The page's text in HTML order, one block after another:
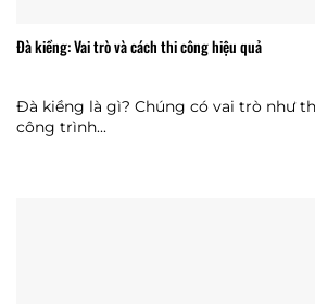
Đà kiềng: Vai trò và cách thi công hiệu quả
Đà kiềng là gì? Chúng có vai trò như
công trình...